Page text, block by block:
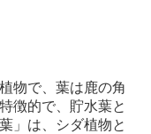
物で、葉は鹿の角
徴的で、貯水葉と
」は、シダ植物と